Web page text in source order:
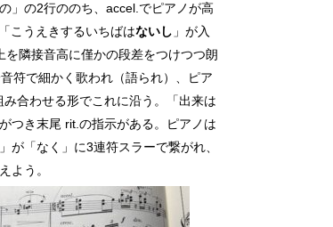
」の2行ののち、accel.でピアノが高
こうえきするいちばはないし 」が入
隣接音高に僅かの段差をつけつつ朗
符で細かく歌われ（語られ）、ピア
合わせる形でこれに沿う。「出来は
つき末尾 rit.の指示がある。ピアノは
が「なく」に3連符スラーで繋がれ、
よう。